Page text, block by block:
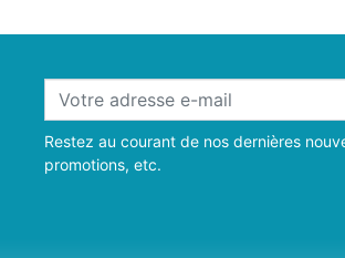
Restez au courant de nos dernières
promotions, etc.